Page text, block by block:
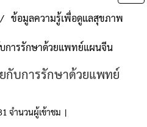
ข้อมูลความรู้เพื่อดูแลสุขภาพ
การรักษาด้วยแพทย์แผนจีน
กับการรักษาด้วยแพทย์
จำนวนผู้เข้าชม |